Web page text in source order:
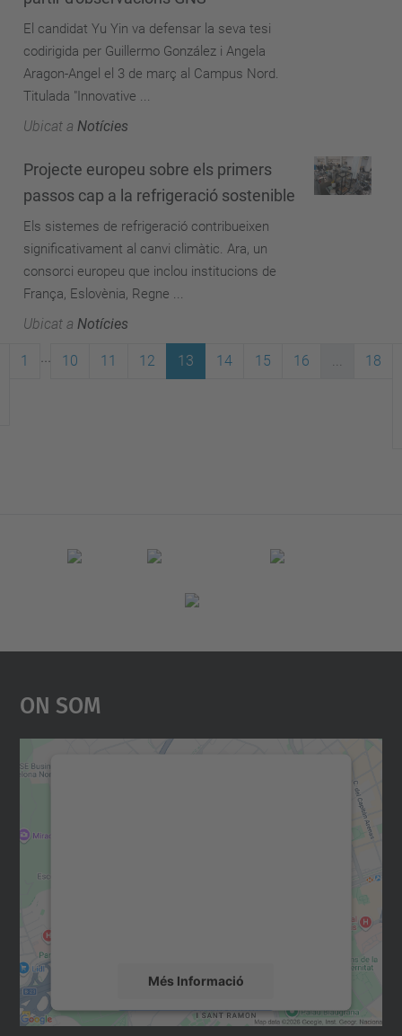
El candidat Yu Yin va defensar la seva tesi
codirigida per Guillermo González i Angela
Aragon-Angel el 3 de març al Campus Nord.
Titulada "Innovative ...
Ubicat a Notícies
Projecte europeu sobre els primers
passos cap a la refrigeració sostenible
Els sistemes de refrigeració contribueixen
significativament al canvi climàtic. Ara, un
consorci europeu que inclou institucions de
França, Eslovènia, Regne ...
Ubicat a Notícies
1 10 11 12 13 14 15 16 ... 18
On Som
Més Informació
Accepta